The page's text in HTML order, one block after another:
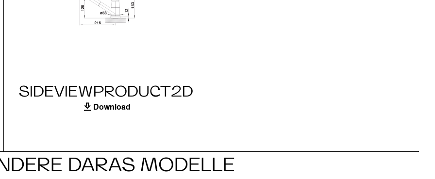
SIDEVIEWPRODUCT2D
Download
DARAS MODELLE